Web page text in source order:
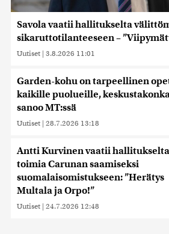
Savola vaatii hallitukselta
sikaruttotilanteeseen –
Uutiset | 3.8.2026 11:01
Garden-kohu on tarpeellinen
kaikille puolueille,
sanoo MT:ssä
Uutiset | 28.7.2026 13:18
Antti Kurvinen vaatii hallitukselta
toimia Carunan saamiseksi
suomalaisomistukseen: ”Herätys
Multala ja Orpo!”
Uutiset | 24.7.2026 12:48